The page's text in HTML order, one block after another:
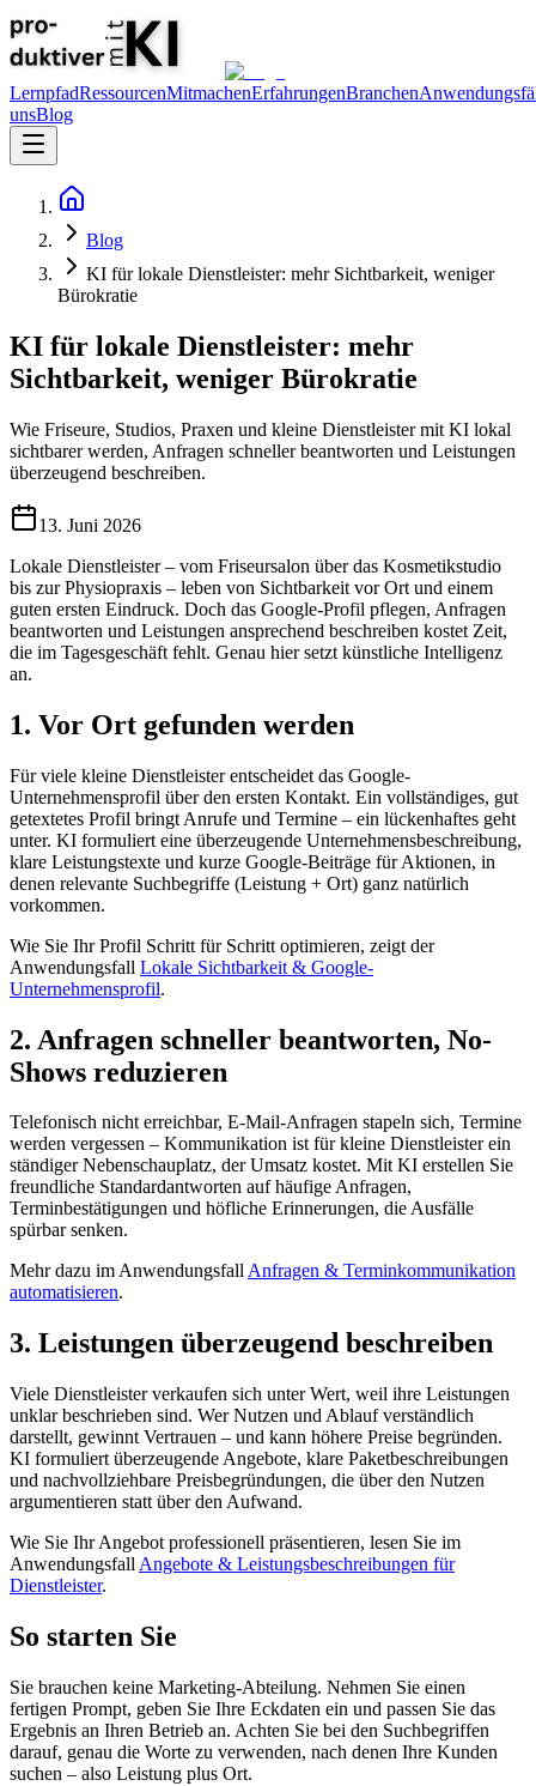
LernpfadRessourcenMitmachenErfahrungenBranchen
unsBlog
Blog
KI für lokale Dienstleister: mehr Sichtbarkeit, weniger
Bürokratie
KI für lokale Dienstleister: mehr
Sichtbarkeit, weniger Bürokratie
Wie Friseure, Studios, Praxen und kleine Dienstleister mit KI lokal
sichtbarer werden, Anfragen schneller beantworten und Leistungen
überzeugend beschreiben.
13. Juni 2026
Lokale Dienstleister – vom Friseursalon über das Kosmetikstudio
bis zur Physiopraxis – leben von Sichtbarkeit vor Ort und einem
guten ersten Eindruck. Doch das Google-Profil pflegen, Anfragen
beantworten und Leistungen ansprechend beschreiben kostet Zeit,
die im Tagesgeschäft fehlt. Genau hier setzt künstliche Intelligenz
an.
1. Vor Ort gefunden werden
Für viele kleine Dienstleister entscheidet das Google-
Unternehmensprofil über den ersten Kontakt. Ein vollständiges, gut
getextetes Profil bringt Anrufe und Termine – ein lückenhaftes geht
unter. KI formuliert eine überzeugende Unternehmensbeschreibung,
klare Leistungstexte und kurze Google-Beiträge für Aktionen, in
denen relevante Suchbegriffe (Leistung + Ort) ganz natürlich
vorkommen.
Wie Sie Ihr Profil Schritt für Schritt optimieren, zeigt der
Anwendungsfall Lokale Sichtbarkeit & Google-
Unternehmensprofil.
2. Anfragen schneller beantworten, No-
Shows reduzieren
Telefonisch nicht erreichbar, E-Mail-Anfragen stapeln sich, Termine
werden vergessen – Kommunikation ist für kleine Dienstleister ein
ständiger Nebenschauplatz, der Umsatz kostet. Mit KI erstellen Sie
freundliche Standardantworten auf häufige Anfragen,
Terminbestätigungen und höfliche Erinnerungen, die Ausfälle
spürbar senken.
Mehr dazu im AnwendungsfallAnfragen & Terminkommunikation
automatisieren.
3. Leistungen überzeugend beschreiben
Viele Dienstleister verkaufen sich unter Wert, weil ihre Leistungen
unklar beschrieben sind. Wer Nutzen und Ablauf verständlich
darstellt, gewinnt Vertrauen – und kann höhere Preise begründen.
KI formuliert überzeugende Angebote, klare Paketbeschreibungen
und nachvollziehbare Preisbegründungen, die über den Nutzen
argumentieren statt über den Aufwand.
Wie Sie Ihr Angebot professionell präsentieren, lesen Sie im
Anwendungsfall Angebote & Leistungsbeschreibungen für
Dienstleister.
So starten Sie
Sie brauchen keine Marketing-Abteilung. Nehmen Sie einen
fertigen Prompt, geben Sie Ihre Eckdaten ein und passen Sie das
Ergebnis an Ihren Betrieb an. Achten Sie bei den Suchbegriffen
darauf, genau die Worte zu verwenden, nach denen Ihre Kunden
suchen – also Leistung plus Ort.